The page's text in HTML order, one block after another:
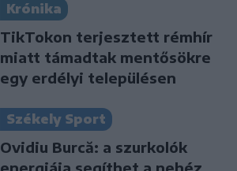
Krónika
TikTokon terjesztett rémhír
miatt támadtak mentősökre
egy erdélyi településen
Székely Sport
Ovidiu Burcă: a szurkolók